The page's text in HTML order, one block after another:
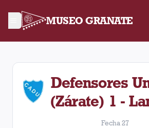
MUSEO GRANATE
Fecha 27. Partido entre Lanús y
Defensores
(Zárate) 1 -
Fecha 27